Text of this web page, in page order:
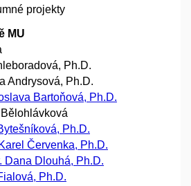
projekty
MU
Ph.D.
Andrysová, Ph.D.
Bartoňová, Ph.D.
Ph.D.
Červenka, Ph.D.
Dana Dlouhá, Ph.D.
Ph.D.